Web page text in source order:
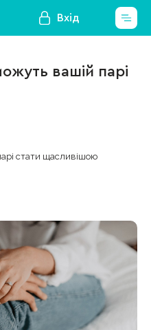
Вхід
вашій парі
стати щасливішою